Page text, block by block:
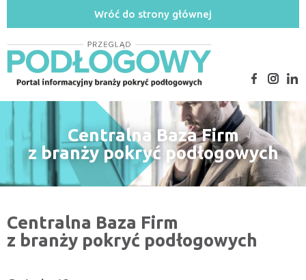
Wróć do strony głównej
Centralna Baza Firm
z branży pokryć podłogowych
Centralna Baza Firm
z branży pokryć podłogowych